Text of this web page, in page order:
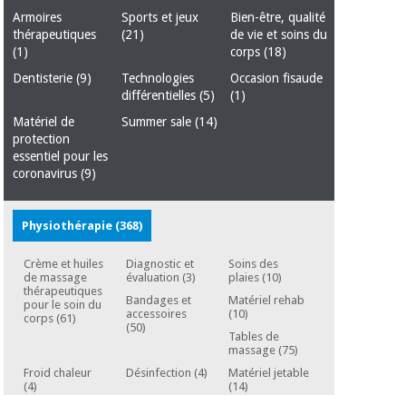
Matériel de
protection
essentiel
pour les
Aérobic,
fitness
et
pilates
Sports
jeux
Armoires
Vétérinaire
Académie
Tech
Mobilier
clinique
thérapeutiques
Matériel de
protection
essentiel
pour les
coronavirus
Aérobic,
fitness
pilates
Armoires
thérapeutiques
(1)
Sports et jeux
(21)
Bien-être, qualité
de vie et soins du
corps(18)
Dentisterie (9)
Technologies
différentielles (5)
Occasion fisaude
(1)
Matériel de
protection
essentiel pour les
coronavirus (9)
Summer sale (14)
Physiothérapie (368)
Crème et huiles
de massage
thérapeutiques
pour le soin du
corps (61)
Diagnostic et
évaluation (3)
Soins des
plaies (10)
Bandages et
accessoires
(50)
Matériel rehab
(10)
Tables de
massage (75)
Froid chaleur
(4)
Désinfection (4)
Matériel jetable
(14)